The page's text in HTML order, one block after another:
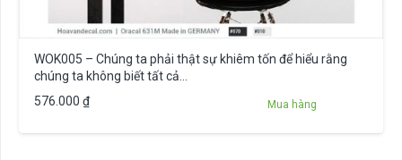
WOK005 – Chúng ta phải thật sự khiêm tốn để hiểu rằng
chúng ta không biết tất cả…
576.000 ₫ Mua hàng